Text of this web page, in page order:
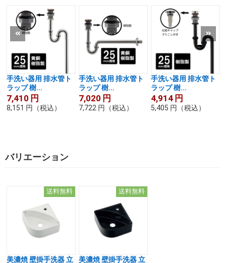
手洗い器用 排水管ト
ラップ 樹...
7,410 円
8,151 円 （税込）
手洗い器用 排水管ト
ラップ 樹...
7,020 円
7,722 円 （税込）
手洗い器用 排水管ト
ラップ 樹...
4,914 円
5,405 円 （税込）
バリエーション
送料無料
美濃焼 壁掛手洗器 立
送料無料
美濃焼 壁掛手洗器 立